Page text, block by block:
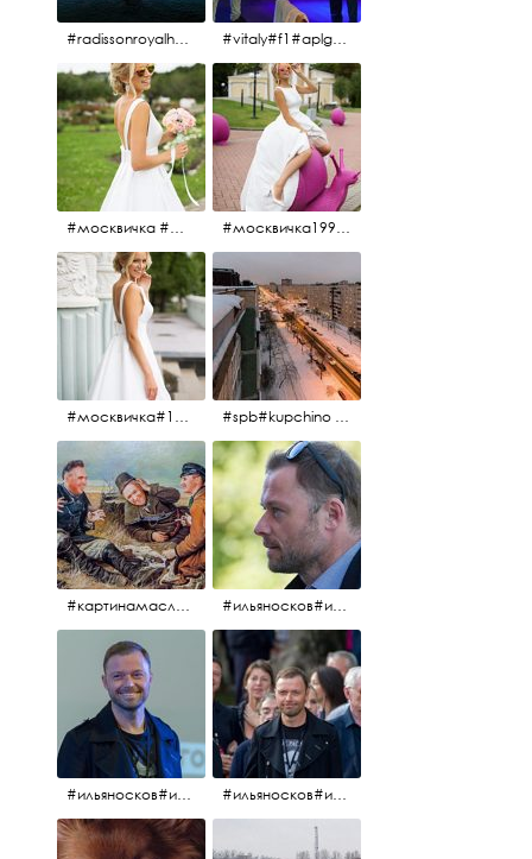
#radissonroyalhotel #рэдиссонройал#рэдиссонройалмосква #рекамосква#москва#гостиницаукраина#украина#hotel#отель#moscow @radissonroyalmoscow #vitaly#f1#aplgallery#formula1
#москвичка #москвичка1990#вднх2016 #июль2016 #1990 #москвичка1990@#июль2016 #вднх2016 #1990
#москвичка#1990#вднх2016#июль2016# #spb#kupchino #крышапотекла
#картинамаслом #картина #охотники#хорошеенастроение #aplgallery #ильяносков#ильяносков2016#очеммолчатфранцузы #санктпетербург #кино#фильфильфильм @ilya_noskov_official
#ильяносков#ильяносков_главныйгерой #санктпетербург #ленфильм# @ilya_noskov_official #контрибуция#очеммолчатфранцузы#эдуардпичугин #ильяносков#ильяносков_главныйгерой @ilya_noskov_official #очеммолчатфранцузы#очёммолчатфранцузы